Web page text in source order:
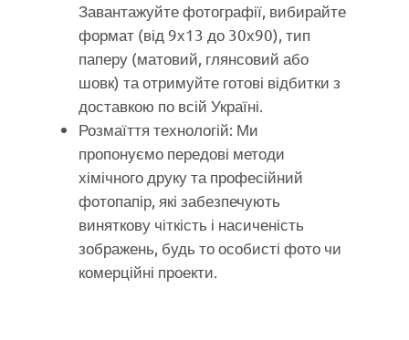
Завантажуйте фотографії, вибирайте
формат (від 9х13 до 30х90), тип
паперу (матовий, глянсовий або
шовк) та отримуйте готові відбитки з
доставкою по всій Україні.
Розмаїття технологій: Ми
пропонуємо передові методи
хімічного друку та професійний
фотопапір, які забезпечують
виняткову чіткість і насиченість
зображень, будь то особисті фото чи
комерційні проекти.